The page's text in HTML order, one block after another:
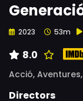
2023 53m
8.0
Acció, Aventures,
Directors